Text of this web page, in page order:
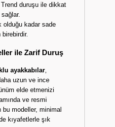
Trend duruşu ile dikkat
olduğu kadar sade
ile Zarif Duruş
ayakkabılar,
uzun ve ince
elde etmenizi
ve resmi
bu modeller, minimal
kıyafetlerle şık